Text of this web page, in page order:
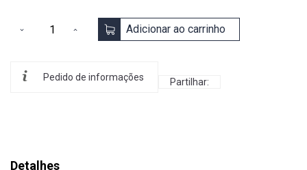
Adicionar ao carrinho
Pedido de informações Partilhar:
Detalhes